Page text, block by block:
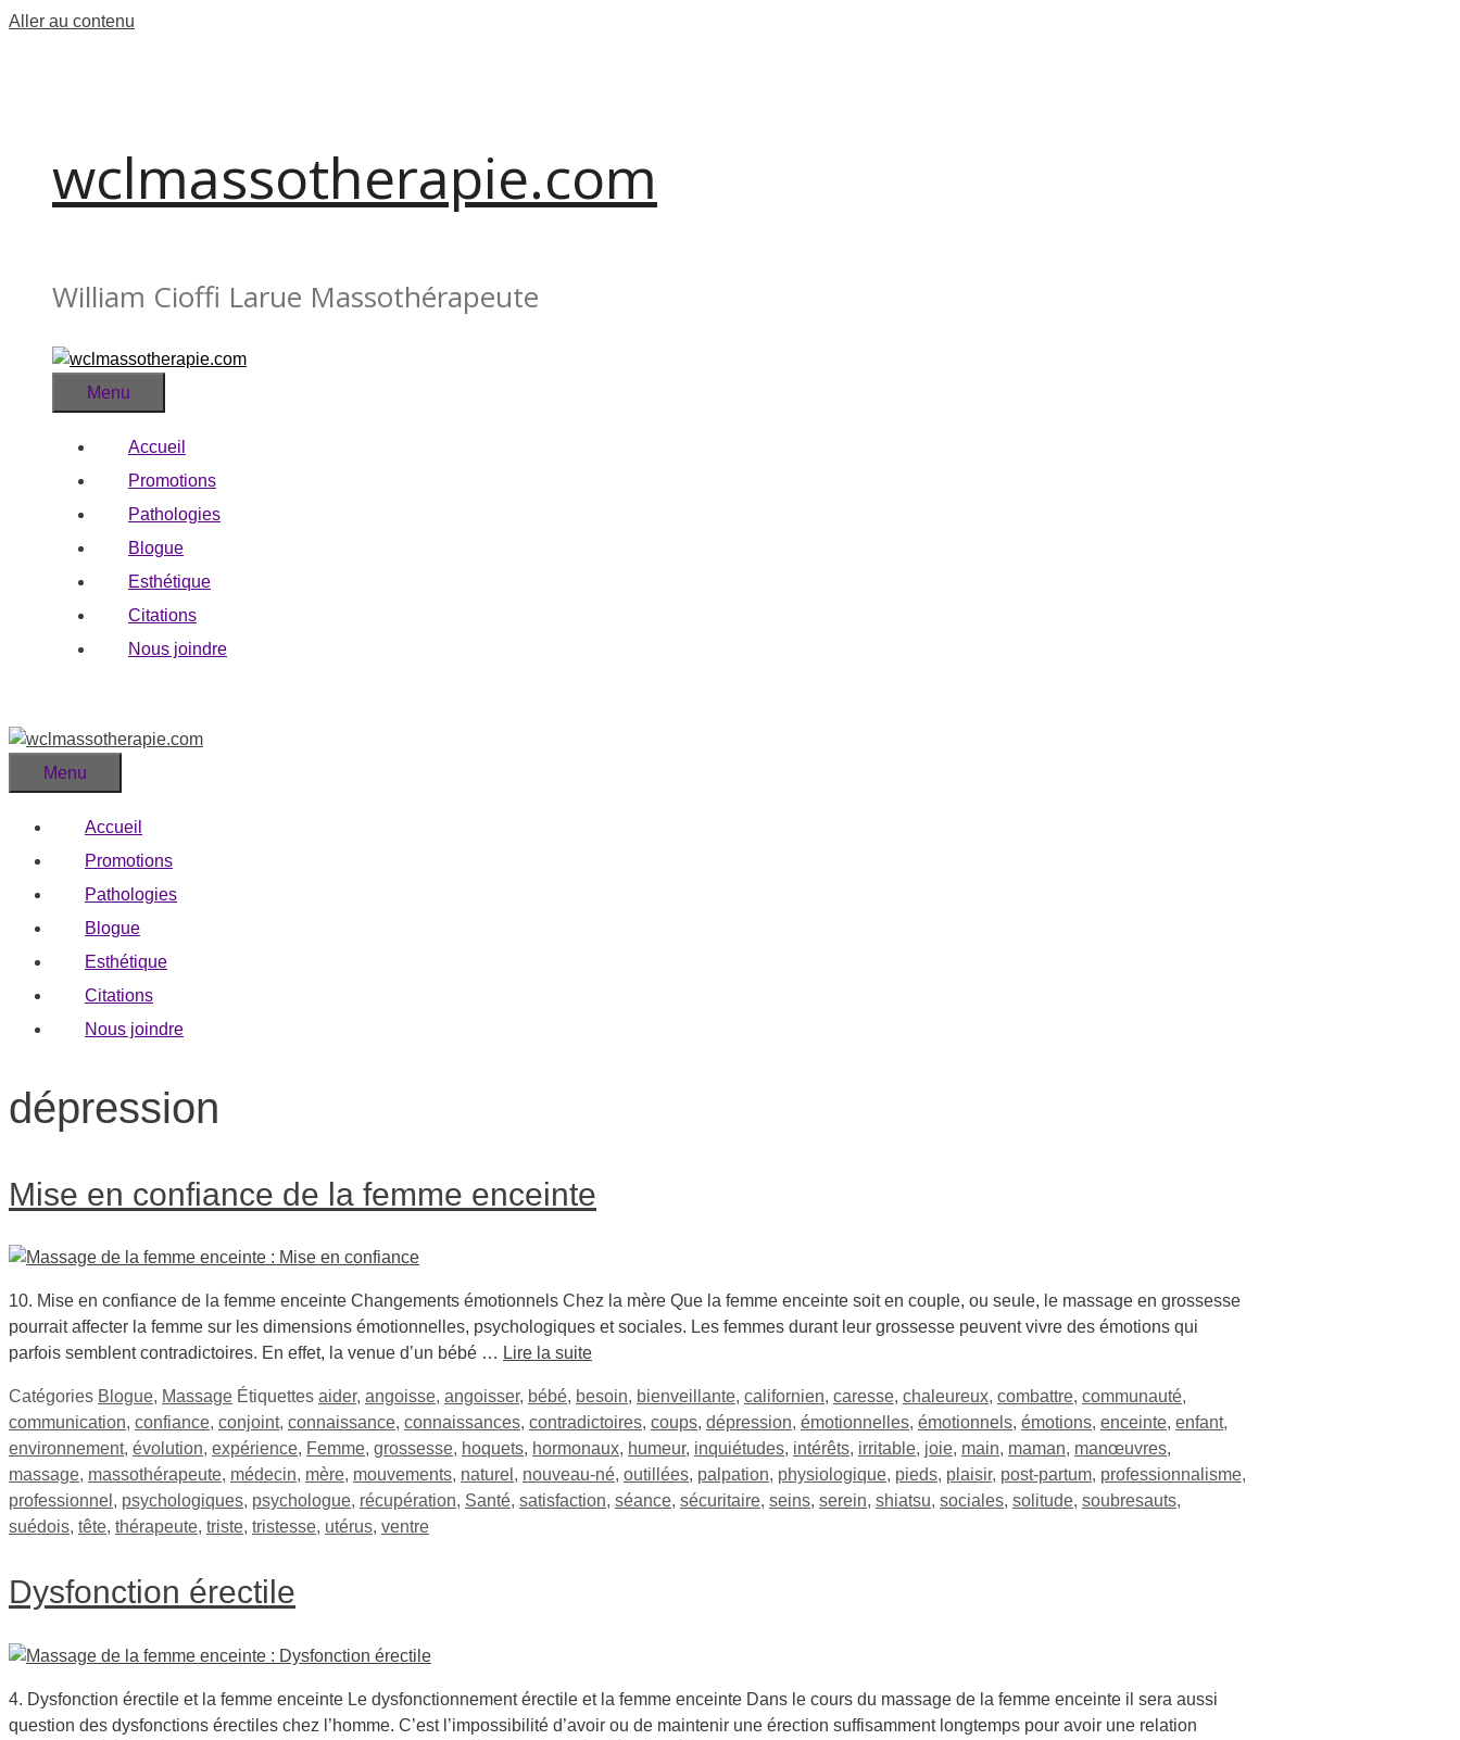
Aller au contenu
wclmassotherapie.com
William Cioffi Larue Massothérapeute
Menu
Accueil
Promotions
Pathologies
Blogue
Esthétique
Citations
Nous joindre
Menu
Accueil
Promotions
Pathologies
Blogue
Esthétique
Citations
Nous joindre
dépression
Mise en confiance de la femme enceinte
10. Mise en confiance de la femme enceinte Changements émotionnels Chez la mère Que la femme enceinte soit en couple, ou seule, le massage en grossesse
pourrait affecter la femme sur les dimensions émotionnelles, psychologiques et sociales. Les femmes durant leur grossesse peuvent vivre des émotions qui
parfois semblent contradictoires. En effet, la venue d’un bébé … Lire la suite
Catégories Blogue, Massage Étiquettes aider, angoisse, angoisser, bébé, besoin, bienveillante, californien, caresse, chaleureux, combattre, communauté,
communication, confiance, conjoint, connaissance, connaissances, contradictoires, coups, dépression, émotionnelles, émotionnels, émotions, enceinte, enfant,
environnement, évolution, expérience, Femme, grossesse, hoquets, hormonaux, humeur, inquiétudes, intérêts, irritable, joie, main, maman, manœuvres,
massage, massothérapeute, médecin, mère, mouvements, naturel , nouveau-né, outillées, palpation, physiologique, pieds, plaisir, post-partum, professionnalisme,
professionnel , psychologiques, psychologue, récupération, Santé, satisfaction, séance, sécuritaire, seins, serein, shiatsu, sociales, solitude, soubresauts,
suédois, tête, thérapeute, triste, tristesse, utérus, ventre
Dysfonction érectile
4. Dysfonction érectile et la femme enceinte Le dysfonctionnement érectile et la femme enceinte Dans le cours du massage de la femme enceinte il sera aussi
question des dysfonctions érectiles chez l’homme. C’est l’impossibilité d’avoir ou de maintenir une érection suffisamment longtemps pour avoir une relation